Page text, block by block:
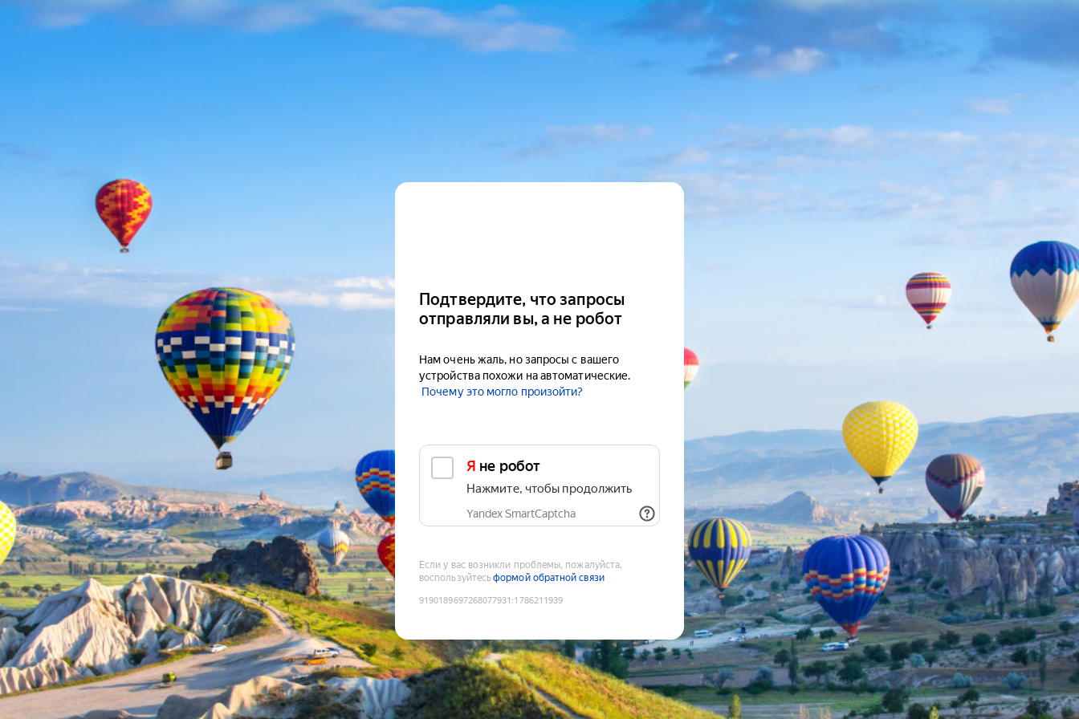
Подтвердите, что запросы
отправляли вы, а не робот
Нам очень жаль, но запросы с вашего
устройства похожи на автоматические.
Почему это могло произойти?
Я не робот
Нажмите, чтобы продолжить
Yandex SmartCaptcha
Если у вас возникли проблемы, пожалуйста,
воспользуйтесьформой обратной связи
9190189697268077931 :1786211939